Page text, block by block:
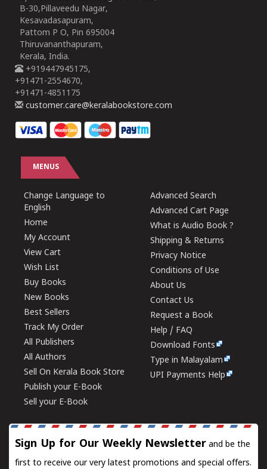
B-30,Pillaveedu Nagar,
Kesavadasapuram,
Pattom P O, Pin 695004
Thiruvananthapuram,
Kerala, India.
+919447945175,
+91471-2554670,
+91471-4851175
customer.care@keralabookstore.com
MENUS
Change Language to
English
Home
My Account
View Cart
Wish List
Buy Books
New Books
Best Sellers
Track My Order
All Publishers
All Authors
Sell On Kerala Book Store
Publish your E-Book
Sell your E-Book
Advanced Search
Advanced Cart Page
What is Audio Book ?
Shipping & Returns
Privacy Notice
Conditions of Use
About Us
Contact Us
Request a Book
Help / FAQ
Download Fonts
Type in Malayalam
UPI Payments Help
Sign Up for Our Weekly Newsletter and be the
first to receive our very latest promotions and special offers.